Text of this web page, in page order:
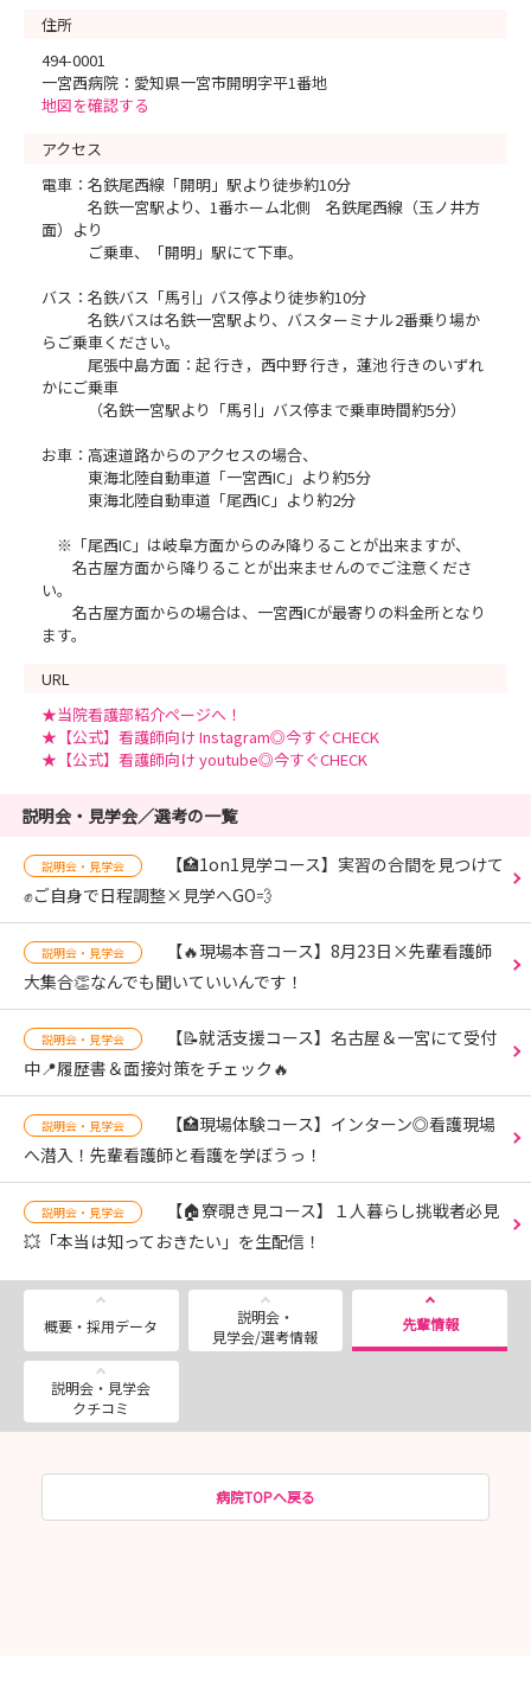
住所
494-0001
一宮西病院：愛知県一宮市開明字平1番地
地図を確認する
アクセス
電車：名鉄尾西線「開明」駅より徒歩約10分
名鉄一宮駅より、1番ホーム北側 名鉄尾西線（玉ノ井方
面）より
ご乗車、「開明」駅にて下車。
バス：名鉄バス「馬引」バス停より徒歩約10分
名鉄バスは名鉄一宮駅より、バスターミナル2番乗り場か
らご乗車ください。
尾張中島方面：起 行き，西中野 行き，蓮池 行きのいずれ
かにご乗車
（名鉄一宮駅より「馬引」バス停まで乗車時間約5分）
お車：高速道路からのアクセスの場合、
東海北陸自動車道「一宮西IC」より約5分
東海北陸自動車道「尾西IC」より約2分
※「尾西IC」は岐阜方面からのみ降りることが出来ますが、
名古屋方面から降りることが出来ませんのでご注意くださ
い。
名古屋方面からの場合は、一宮西ICが最寄りの料金所となり
ます。
URL
★当院看護部紹介ページへ！
★【公式】看護師向け Instagram◎今すぐCHECK
★【公式】看護師向け youtube◎今すぐCHECK
説明会・見学会／選考の一覧
説明会・見学会
【🏥1on1見学コース】実習の合間を見つけて
✊ご自身で日程調整×見学へGO💨
説明会・見学会
【🔥現場本音コース】8月23日×先輩看護師
大集合👏なんでも聞いていいんです！
説明会・見学会
【📝就活支援コース】名古屋＆一宮にて受付
中📍履歴書＆面接対策をチェック🔥
説明会・見学会
【🏥現場体験コース】インターン◎看護現場
へ潜入！先輩看護師と看護を学ぼうっ！
説明会・見学会
【🏠寮覗き見コース】１人暮らし挑戦者必見
💥「本当は知っておきたい」を生配信！
概要・採用データ
説明会・
見学会/選考情報
先輩情報
説明会・見学会
クチコミ
病院TOPへ戻る